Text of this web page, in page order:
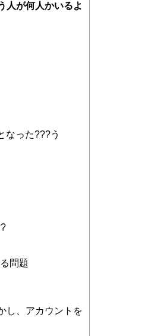
人が何人かいるよ
なった???う
問題
し、アカウントを